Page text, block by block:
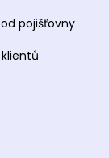
pojišťovny